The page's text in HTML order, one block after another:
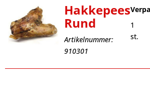
Hakkepees
Rund
Artikelnummer:
910301
1
st.